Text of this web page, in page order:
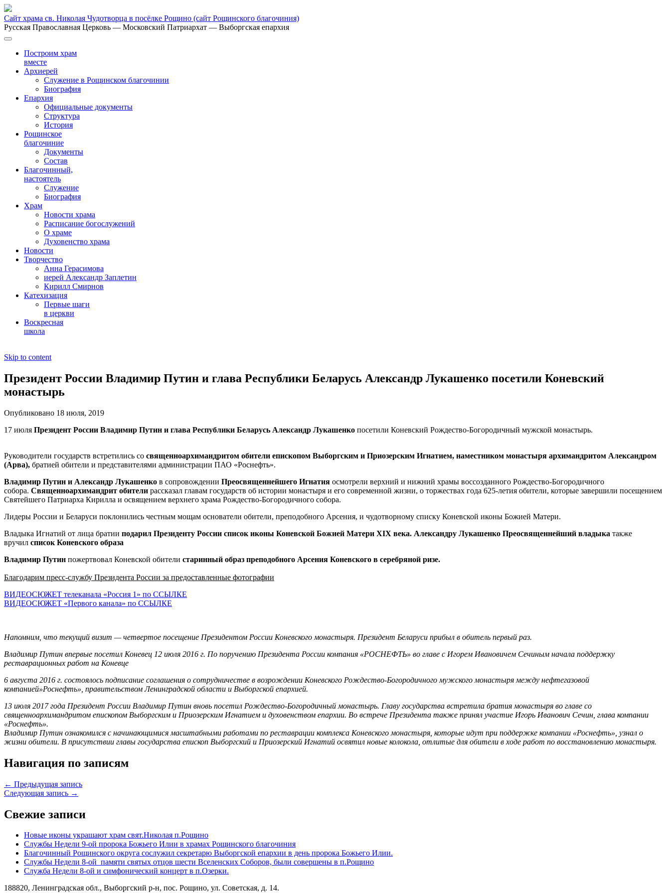
Сайт храма св. Николая Чудотворца в посёлке Рощино (сайт Рощинского благочиния)
Русская Православная Церковь — Московский Патриархат — Выборгская епархия
Построим храм
вместе
Архиерей
Служение в Рощинском благочинии
Биография
Епархия
Официальные документы
Структура
История
Рощинское
благочиние
Документы
Состав
Благочинный,
настоятель
Служение
Биография
Храм
Новости храма
Расписание богослужений
О храме
Духовенство храма
Новости
Творчество
Анна Герасимова
иерей Александр Заплетин
Кирилл Смирнов
Катехизация
Первые шаги
в церкви
Воскресная
школа
Skip to content
Президент России Владимир Путин и глава Республики Беларусь Александр Лукашенко посетили Коневский
монастырь
Опубликовано 18 июля, 2019
17 июля Президент России Владимир Путин и глава Республики Беларусь Александр Лукашенко посетили Коневский Рождество-Богородичный мужской монастырь.
Руководители государств встретились со священноархимандритом обители епископом Выборгским и Приозерским Игнатием, наместником монастыря архимандритом Александром
(Арва), братией обители и представителями администрации ПАО «Роснефть».
Владимир Путин и Александр Лукашенко в сопровождении Преосвященнейшего Игнатия осмотрели верхний и нижний храмы воссозданного Рождество-Богородичного
собора. Священноархимандрит обители рассказал главам государств об истории монастыря и его современной жизни, о торжествах года 625-летия обители, которые завершили посещением
Святейшего Патриарха Кирилла и освящением верхнего храма Рождество-Богородичного собора.
Лидеры России и Беларуси поклонились честным мощам основатели обители, преподобного Арсения, и чудотворному списку Коневской иконы Божией Матери.
Владыка Игнатий от лица братии подарил Президенту России список иконы Коневской Божией Матери XIX века. Александру Лукашенко Преосвященнейший владыка также
вручил список Коневского образа
Владимир Путин пожертвовал Коневской обители старинный образ преподобного Арсения Коневского в серебряной ризе.
Благодарим пресс-службу Президента России за предоставленные фотографии
ВИДЕОСЮЖЕТ телеканала «Россия 1» по ССЫЛКЕ
ВИДЕОСЮЖЕТ «Первого канала» по ССЫЛКЕ
Напомним, что текущий визит — четвертое посещение Президентом России Коневского монастыря. Президент Беларуси прибыл в обитель первый раз.
Владимир Путин впервые посетил Коневец 12 июля 2016 г. По поручению Президента России компания «РОСНЕФТЬ» во главе с Игорем Ивановичем Сечиным начала поддержку
реставрационных работ на Коневце
6 августа 2016 г. состоялось подписание соглашения о сотрудничестве в возрождении Коневского Рождество-Богородичного мужского монастыря между нефтегазовой
компанией»Роснефть», правительством Ленинградской области и Выборгской епархией.
13 июля 2017 года Президент России Владимир Путин вновь посетил Рождество-Богородичный монастырь. Главу государства встретила братия монастыря во главе со
священноархимандритом епископом Выборгским и Приозерским Игнатием и духовенством епархии. Во встрече Президента также принял участие Игорь Иванович Сечин, глава компании
«Роснефть».
Владимир Путин ознакомился с начинающимися масштабными работами по реставрации комплекса Коневского монастыря, которые идут при поддержке компании «Роснефть», узнал о
жизни обители. В присутствии главы государства епископ Выборгский и Приозерский Игнатий освятил новые колокола, отлитые для обители в ходе работ по восстановлению монастыря.
Навигация по записям
← Предыдущая запись
Следующая запись →
Свежие записи
Новые иконы украшают храм свят.Николая п.Рощино
Службы Недели 9-ой пророка Божьего Илии в храмах Рощинского благочиния
Благочинный Рощинского округа сослужил секретарю Выборгской епархии в день пророка Божьего Илии.
Службы Недели 8-ой памяти святых отцов шести Вселенских Соборов, были совершены в п.Рощино
Служба Недели 8-ой и симфонический концерт в п.Озерки.
188820, Ленинградская обл., Выборгский р-н, пос. Рощино, ул. Советская, д. 14.